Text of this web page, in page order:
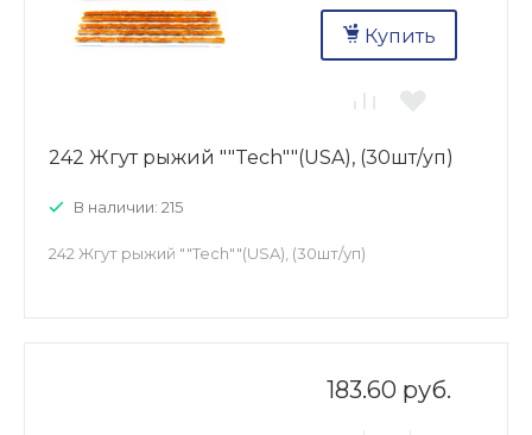
Купить
242 Жгут рыжий ""Tech""(USA), (30шт/уп)
В наличии: 215
242 Жгут рыжий ""Tech""(USA), (30шт/уп)
183.60 руб.